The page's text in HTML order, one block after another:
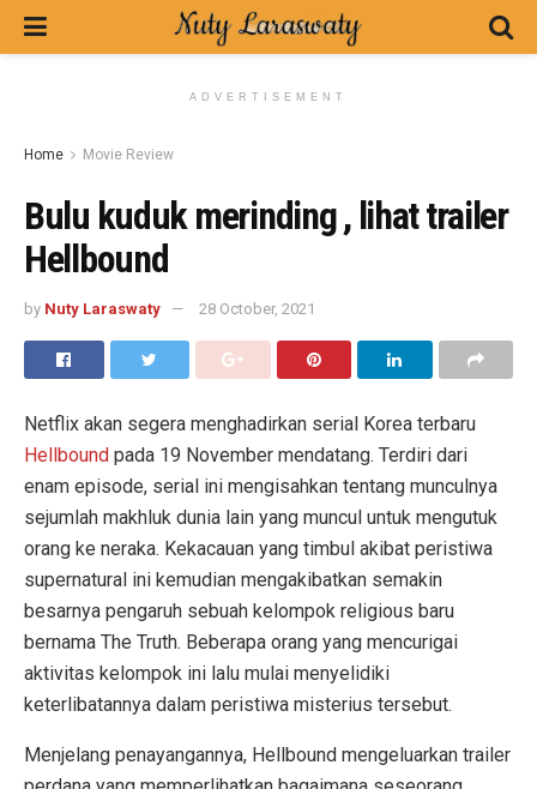
ADVERTISEMENT
Home Movie Review
Bulu kuduk merinding , lihat trailer
Hellbound
by Nuty Laraswaty 28 October, 2021
Netflix akan segera menghadirkan serial Korea terbaru
Hellbound pada 19 November mendatang. Terdiri dari
enam episode, serial ini mengisahkan tentang munculnya
sejumlah makhluk dunia lain yang muncul untuk mengutuk
orang ke neraka. Kekacauan yang timbul akibat peristiwa
supernatural ini kemudian mengakibatkan semakin
besarnya pengaruh sebuah kelompok religious baru
bernama The Truth. Beberapa orang yang mencurigai
aktivitas kelompok ini lalu mulai menyelidiki
keterlibatannya dalam peristiwa misterius tersebut.
Menjelang penayangannya, Hellbound mengeluarkan trailer